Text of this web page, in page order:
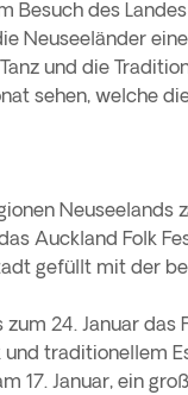
Besuch des
Neuseeländer
und die
sehen, welche
Neuseelands
Auckland Folk
gefüllt mit der
24. Januar das
traditionellem
17. Januar, ein